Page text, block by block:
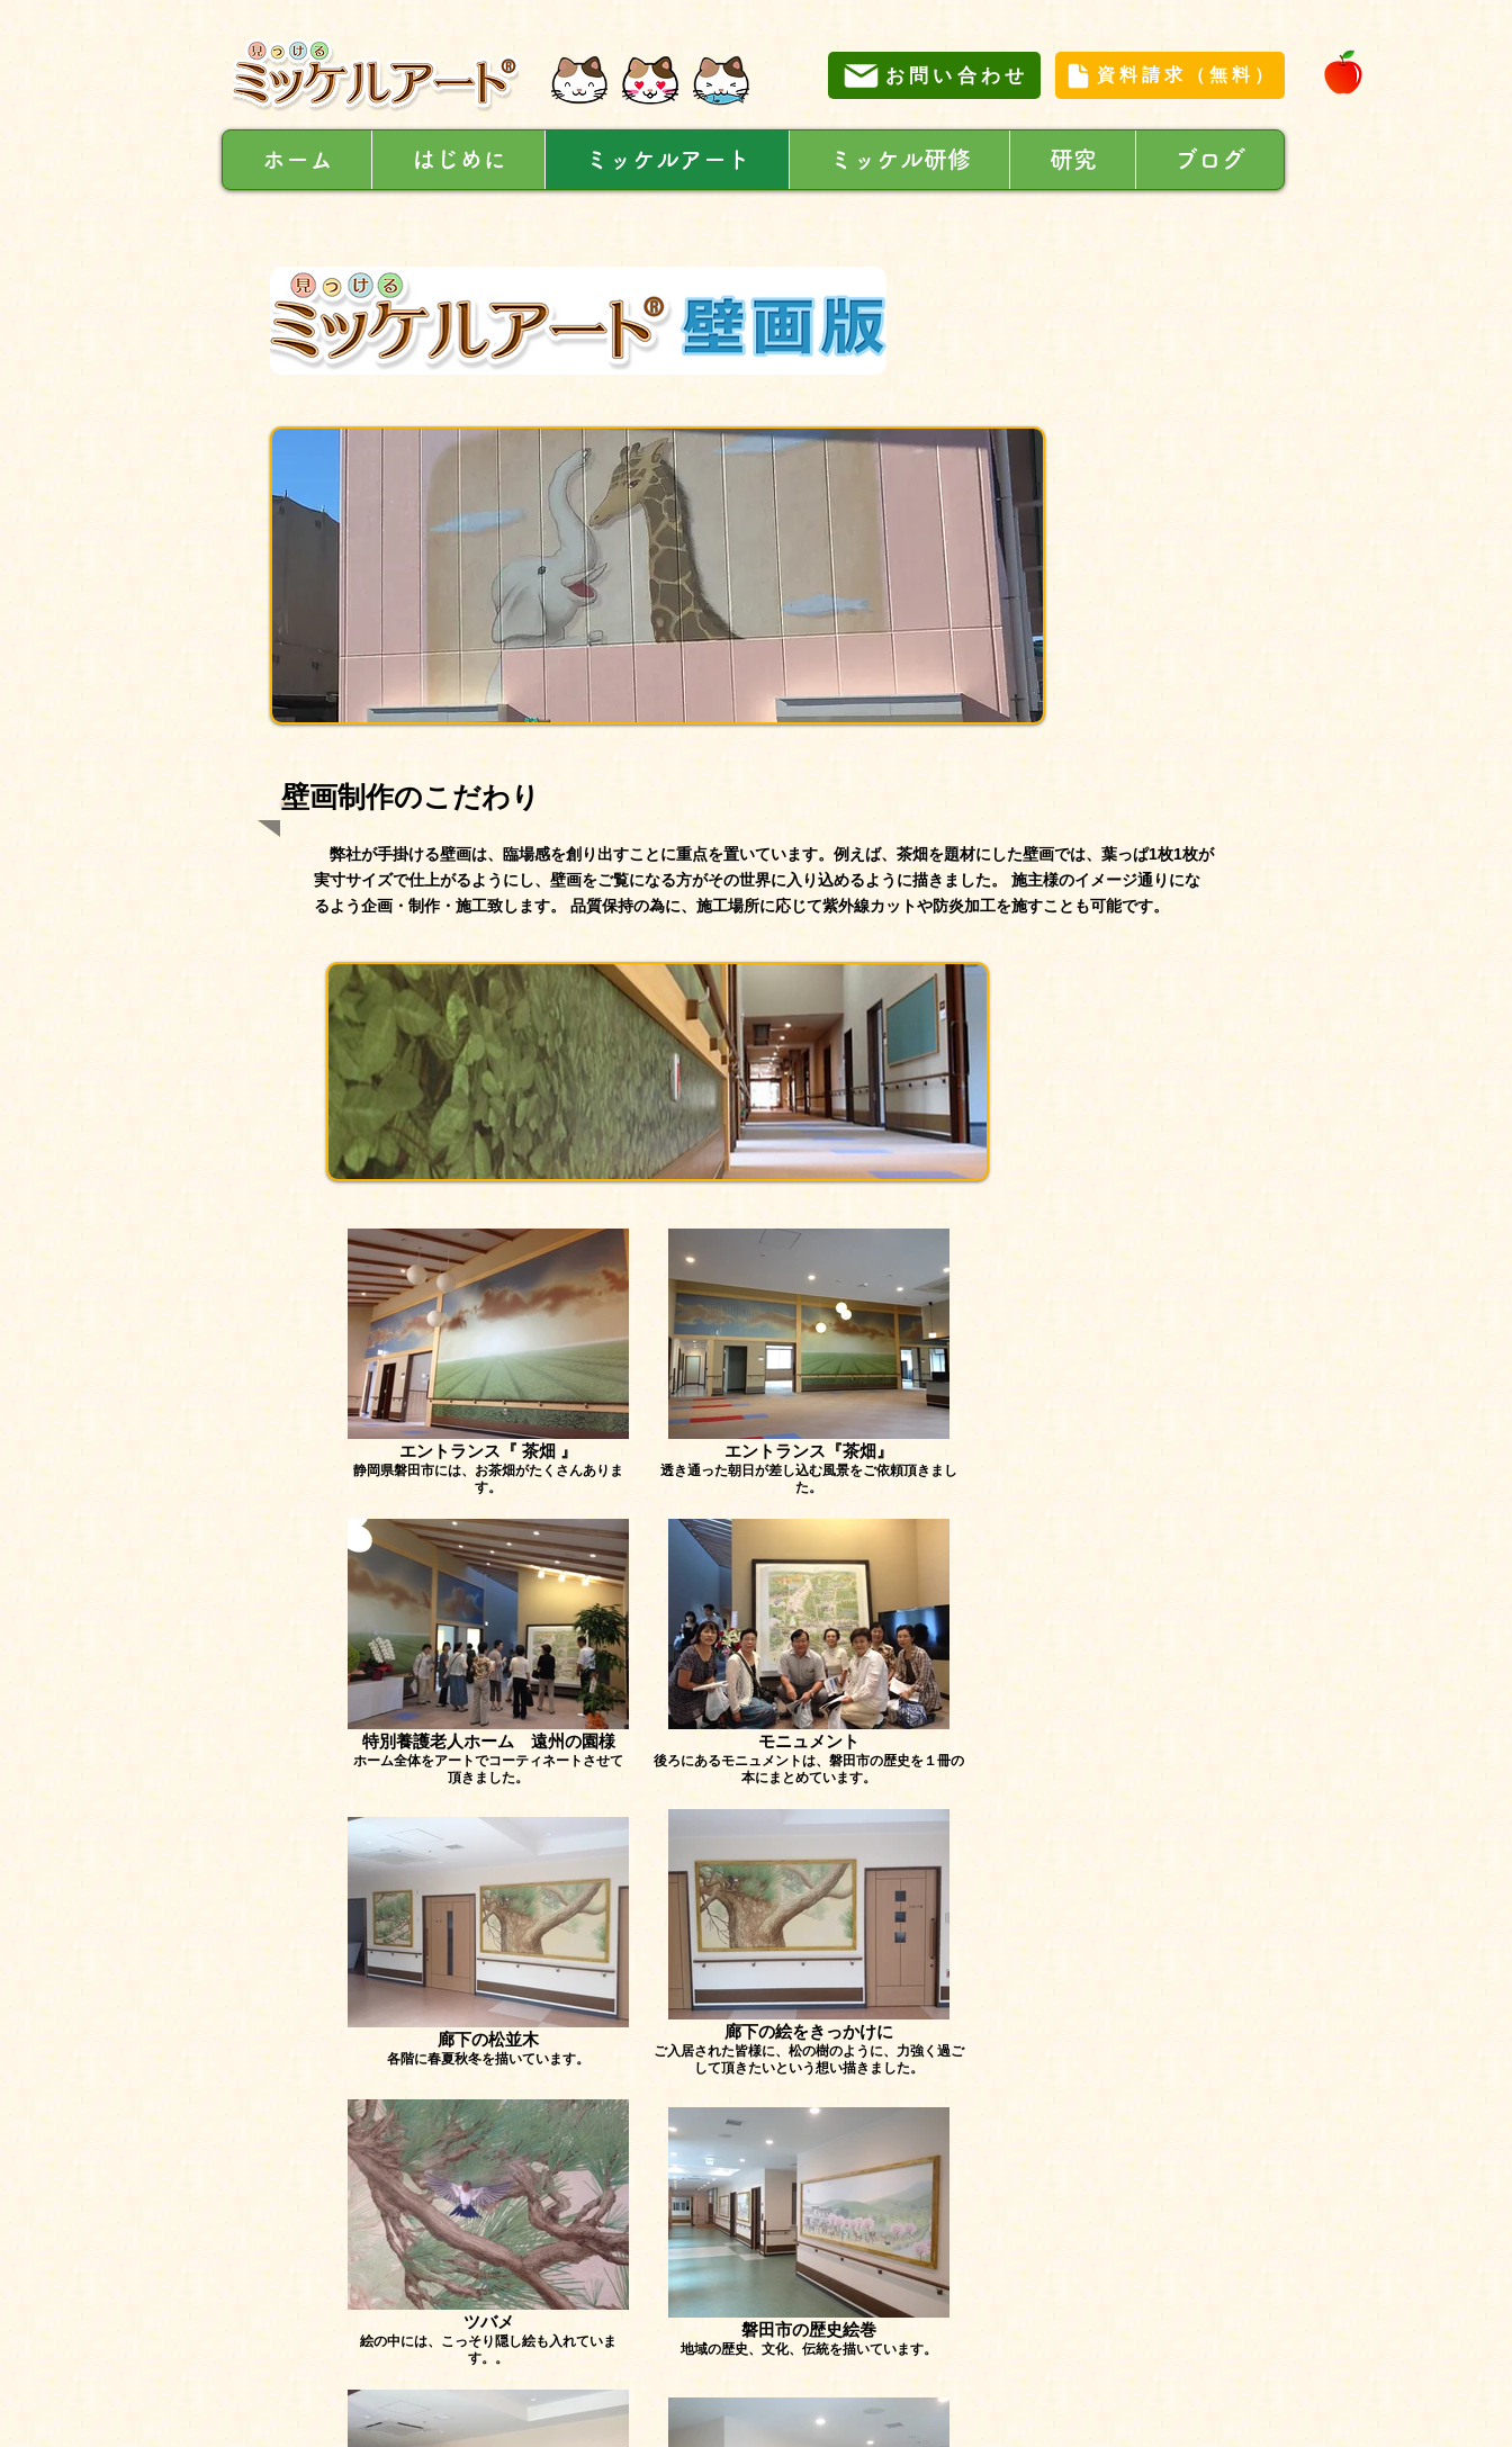
お問い合わせ 資料請求（無料）
ホーム はじめに ミッケルアート ミッケル研修 研究 ブログ
壁画制作のこだわり
弊社が手掛ける壁画は、臨場感を創り出すことに重点を置いています。例えば、茶畑を題材にした壁画では、葉っぱ1枚1枚が
実寸サイズで仕上がるようにし、壁画をご覧になる方がその世界に入り込めるように描きました。 施主様のイメージ通りにな
るよう企画・制作・施工致します。 品質保持の為に、施工場所に応じて紫外線カットや防炎加工を施すことも可能です。
エントランス『 茶畑 』
静岡県磐田市には、お茶畑がたくさんありま
す。
エントランス『茶畑』
透き通った朝日が差し込む風景をご依頼頂きまし
た。
特別養護老人ホーム 遠州の園様
ホーム全体をアートでコーティネートさせて
頂きました。
モニュメント
後ろにあるモニュメントは、磐田市の歴史を１冊の
本にまとめています。
廊下の松並木
各階に春夏秋冬を描いています。
廊下の絵をきっかけに
ご入居された皆様に、松の樹のように、力強く過ご
して頂きたいという想い描きました。
ツバメ
絵の中には、こっそり隠し絵も入れていま
す。。
磐田市の歴史絵巻
地域の歴史、文化、伝統を描いています。